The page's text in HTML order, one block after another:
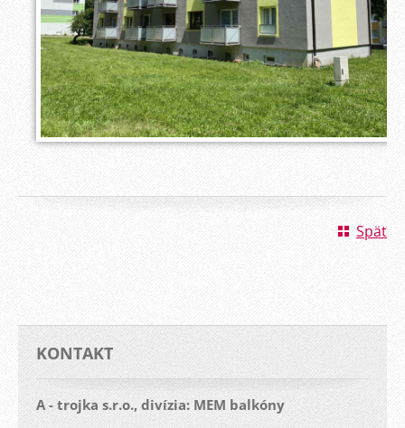
Späť
KONTAKT
A - trojka s.r.o., divízia: MEM balkóny